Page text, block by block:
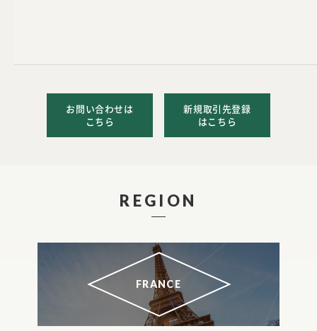
お問い合わせは
こちら
新規取引先登録
はこちら
REGION
FRANCE